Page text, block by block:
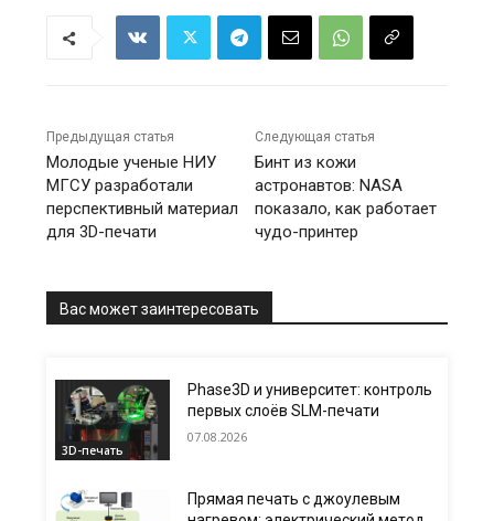
Предыдущая статья
Молодые ученые НИУ
МГСУ разработали
перспективный материал
для 3D-печати
Следующая статья
Бинт из кожи
астронавтов: NASA
показало, как работает
чудо-принтер
Вас может заинтересовать
3D-печать
Phase3D и университет: контроль
первых слоёв SLM-печати
07.08.2026
Прямая печать с джоулевым